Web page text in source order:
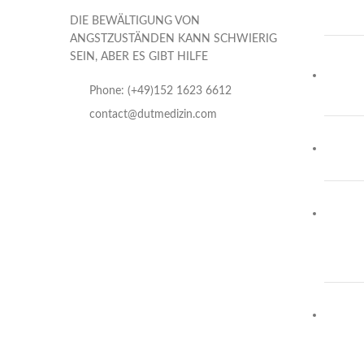
DIE BEWÄLTIGUNG VON
ANGSTZUSTÄNDEN KANN SCHWIERIG
SEIN, ABER ES GIBT HILFE
Phone: (+49)152 1623 6612
contact@dutmedizin.com